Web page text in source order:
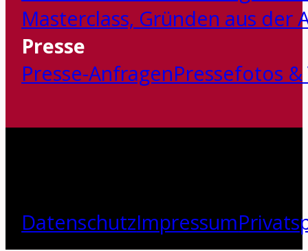
Masterclass‚ Gründen aus der
Presse
Presse-AnfragenPressefotos
DatenschutzImpressum